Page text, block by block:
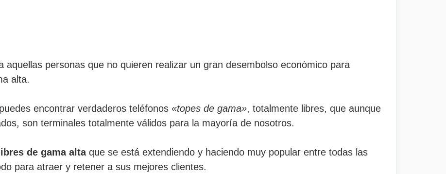
aquellas personas que no quieren realizar un gran desembolso económico para
alta.
puedes encontrar verdaderos teléfonos «topes de gama», totalmente libres, que aunque
son terminales totalmente válidos para la mayoría de nosotros.
de gama altaque se está extendiendo y haciendo muy popular entre todas las
para atraer y retener a sus mejores clientes.